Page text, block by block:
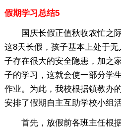
假期学习总结5
国庆长假正值秋收农忙之际
这8天长假，孩子基本上处于
子存在很大的安全隐患，加之
子的学习，这就会使一部分学
作业。为此，我校根据镇教办
安排了假期自主互助学校小组
首先，放假前各班主任根据